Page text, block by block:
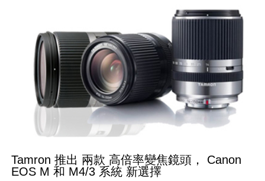
Tamron 推出 兩款 高倍率變焦鏡頭， Canon
EOS M 和 M4/3 系統 新選擇